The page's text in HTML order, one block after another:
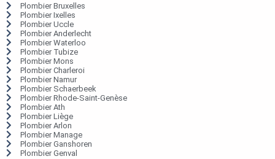
Plombier Bruxelles
Plombier Ixelles
Plombier Uccle
Plombier Anderlecht
Plombier Waterloo
Plombier Tubize
Plombier Mons
Plombier Charleroi
Plombier Namur
Plombier Schaerbeek
Plombier Rhode-Saint-Genèse
Plombier Ath
Plombier Liège
Plombier Arlon
Plombier Manage
Plombier Ganshoren
Plombier Genval